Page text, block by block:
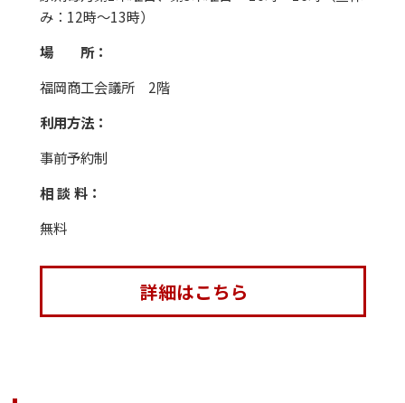
み：12時〜13時）
場 所：
福岡商工会議所 2階
利用方法：
事前予約制
相 談 料：
無料
詳細はこちら